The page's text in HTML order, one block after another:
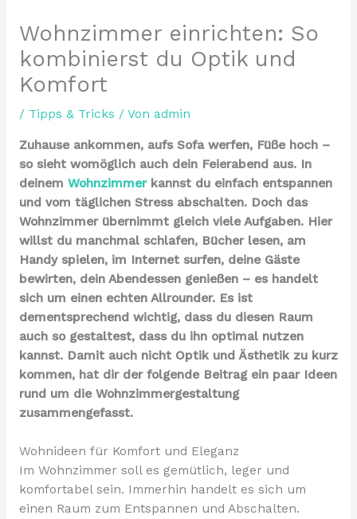
Wohnzimmer einrichten: So
kombinierst du Optik und
Komfort
/ Tipps & Tricks / Von admin
Zuhause ankommen, aufs Sofa werfen, Füße hoch –
so sieht womöglich auch dein Feierabend aus. In
deinem Wohnzimmerkannst du einfach entspannen
und vom täglichen Stress abschalten. Doch das
Wohnzimmer übernimmt gleich viele Aufgaben. Hier
willst du manchmal schlafen, Bücher lesen, am
Handy spielen, im Internet surfen, deine Gäste
bewirten, dein Abendessen genießen – es handelt
sich um einen echten Allrounder. Es ist
dementsprechend wichtig, dass du diesen Raum
auch so gestaltest, dass du ihn optimal nutzen
kannst. Damit auch nicht Optik und Ästhetik zu kurz
kommen, hat dir der folgende Beitrag ein paar Ideen
rund um die Wohnzimmergestaltung
zusammengefasst.
Wohnideen für Komfort und Eleganz
Im Wohnzimmer soll es gemütlich, leger und
komfortabel sein. Immerhin handelt es sich um
einen Raum zum Entspannen und Abschalten.